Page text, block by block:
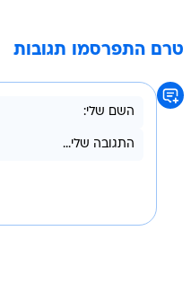
טרם התפרסמו תגובות